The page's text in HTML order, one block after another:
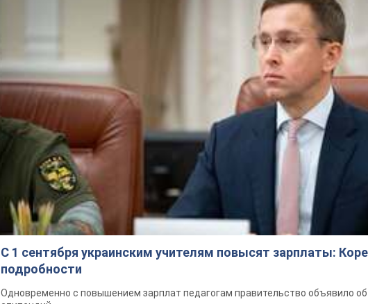
С 1 сентября украинским учителям повысят зарплаты:
подробности
Одновременно с повышением зарплат педагогам правительство объявило